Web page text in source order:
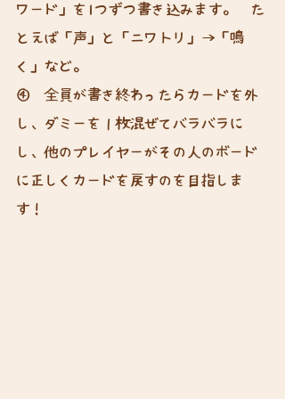
ワード」を1つずつ書き込みます。　た
とえば「声」と「ニワトリ」→「鳴
く」など。
④　全員が書き終わったらカードを外
し、ダミーを１枚混ぜてバラバラに
し、他のプレイヤーがその人のボード
に正しくカードを戻すのを目指しま
す！